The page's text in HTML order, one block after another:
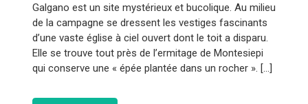
Galgano est un site mystérieux et bucolique. Au milieu
de la campagne se dressent les vestiges fascinants
d’une vaste église à ciel ouvert dont le toit a disparu.
Elle se trouve tout près de l’ermitage de Montesiepi
qui conserve une « épée plantée dans un rocher ». […]